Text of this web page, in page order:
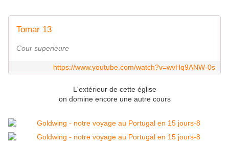
Tomar 13
Cour superieure
https://www.youtube.com/watch?v=wvHq9ANW-0s
L'extérieur de cette église
on domine encore une autre cours